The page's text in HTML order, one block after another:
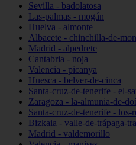
Sevilla - badolatosa
Las-palmas - mogán
Huelva - almonte
Albacete - chinchilla-de-
Madrid - alpedrete
Cantabria - noja
Valencia - picanya
Huesca - belver-de-cinca
Santa-cruz-de-tenerife - el-
Zaragoza - la-almunia-de-
Santa-cruz-de-tenerife - los-
Bizkaia - valle-de-trápaga-
Madrid - valdemorillo